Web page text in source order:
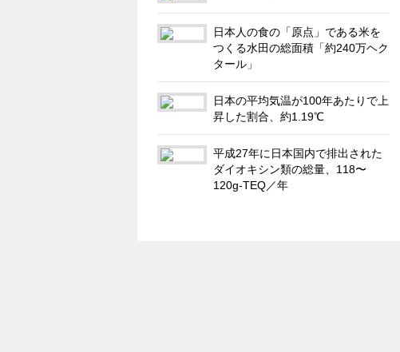
日本人の食の「原点」である米を
つくる水田の総面積「約240万ヘク
タール」
日本の平均気温が100年あたりで上
昇した割合、約1.19℃
平成27年に日本国内で排出された
ダイオキシン類の総量、118〜
120g-TEQ／年